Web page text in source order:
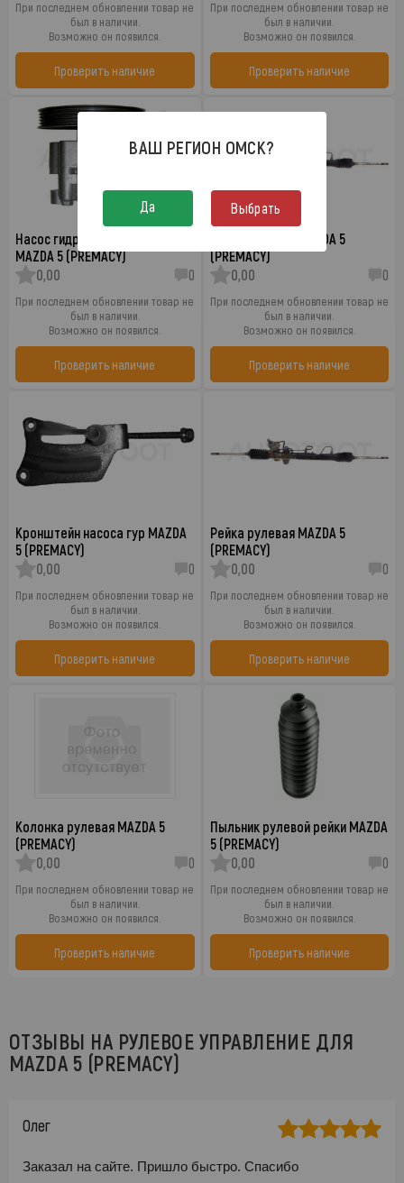
При последнем обновлении товар не
был в наличии.
Возможно он появился.
Проверить наличие
При последнем обновлении товар не
был в наличии.
Возможно он появился.
Проверить наличие
Насос гидроусилителя руля
MAZDA 5 (PREMACY)
0,00
0
При последнем обновлении товар не
был в наличии.
Возможно он появился.
Проверить наличие
Рейка рулевая MAZDA 5
(PREMACY)
0,00
0
При последнем обновлении товар не
был в наличии.
Возможно он появился.
Проверить наличие
Кронштейн насоса гур MAZDA
5 (PREMACY)
0,00
0
При последнем обновлении товар не
был в наличии.
Возможно он появился.
Проверить наличие
Рейка рулевая MAZDA 5
(PREMACY)
0,00
0
При последнем обновлении товар не
был в наличии.
Возможно он появился.
Проверить наличие
Колонка рулевая MAZDA 5
(PREMACY)
0,00
0
При последнем обновлении товар не
был в наличии.
Возможно он появился.
Проверить наличие
Пыльник рулевой рейки MAZDA
5 (PREMACY)
0,00
0
При последнем обновлении товар не
был в наличии.
Возможно он появился.
Проверить наличие
ОТЗЫВЫ НА РУЛЕВОЕ УПРАВЛЕНИЕ ДЛЯ
MAZDA 5 (PREMACY)
Олег
Заказал на сайте. Пришло быстро. Спасибо
ВАШ РЕГИОН ОМСК?
Да Выбрать